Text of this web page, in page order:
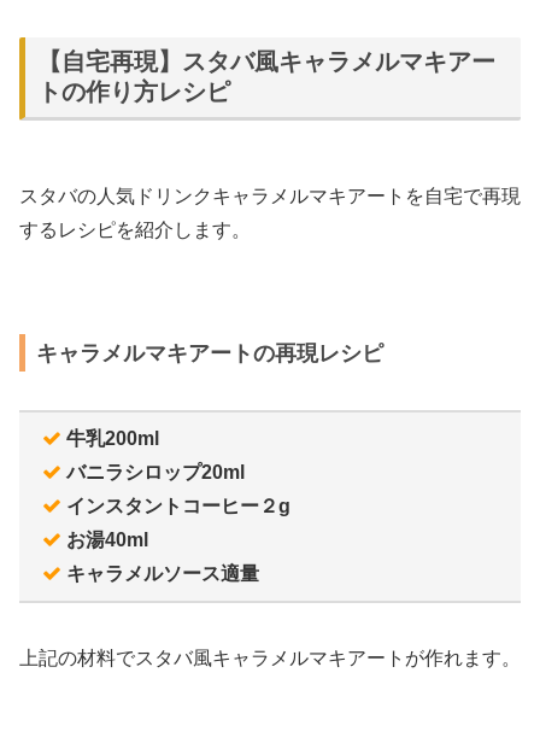
【自宅再現】スタバ風キャラメルマキアー
トの作り方レシピ
スタバの人気ドリンクキャラメルマキアートを自宅で再現
するレシピを紹介します。
キャラメルマキアートの再現レシピ
牛乳200ml
バニラシロップ20ml
インスタントコーヒー２g
お湯40ml
キャラメルソース適量
上記の材料でスタバ風キャラメルマキアートが作れます。